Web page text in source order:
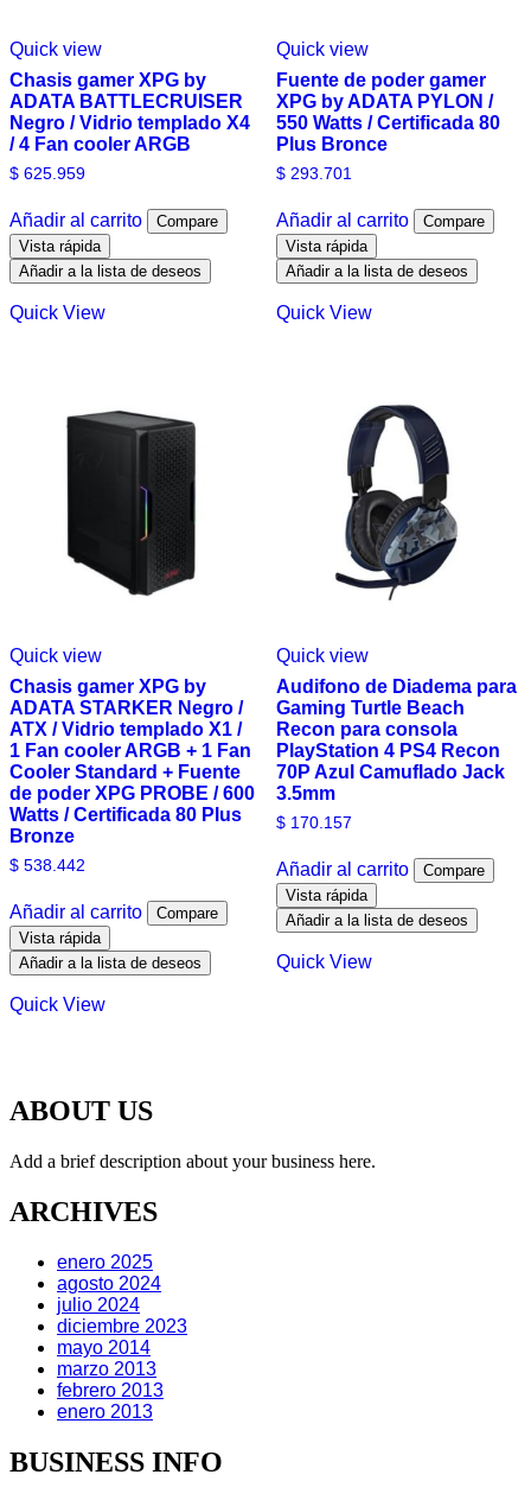
Quick view
Chasis gamer XPG by
ADATA BATTLECRUISER
Negro / Vidrio templado X4
/ 4 Fan cooler ARGB
$ 625.959
Añadir al carrito
Compare
Vista rápida
Añadir a la lista de deseos
Quick View
Quick view
Fuente de poder gamer
XPG by ADATA PYLON /
550 Watts / Certificada 80
Plus Bronce
$293.701
Añadir al carrito
Compare
Vista rápida
Añadir a la lista de deseos
Quick View
Quick view
Chasis gamer XPG by
ADATA STARKER Negro /
ATX / Vidrio templado X1 /
1 Fan cooler ARGB + 1 Fan
Cooler Standard + Fuente
de poder XPG PROBE / 600
Watts / Certificada 80 Plus
Bronze
$ 538.442
Añadir al carrito
Compare
Vista rápida
Añadir a la lista de deseos
Quick View
Quick view
Audifono de Diadema para
Gaming Turtle Beach
Recon para consola
PlayStation 4 PS4 Recon
70P Azul Camuflado Jack
3.5mm
$170.157
Añadir al carrito
Compare
Vista rápida
Añadir a la lista de deseos
Quick View
ABOUT US
Add a brief description about your business here.
ARCHIVES
enero 2025
agosto 2024
julio 2024
diciembre 2023
mayo 2014
marzo 2013
febrero 2013
enero 2013
BUSINESS INFO